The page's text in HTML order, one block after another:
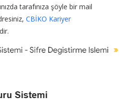
tarafınıza şöyle bir mail
CBİKO Kariyer